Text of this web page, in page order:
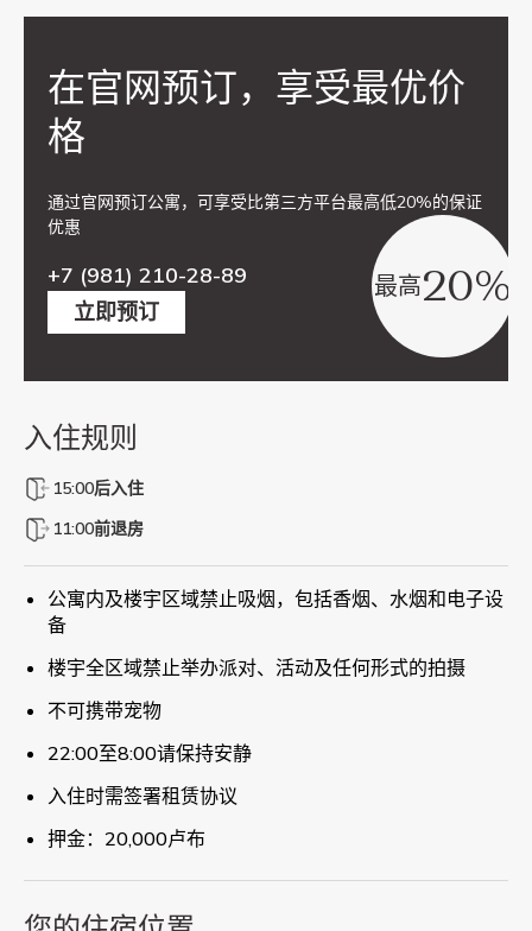
最高20%
在官网预订，享受最优价
格
通过官网预订公寓，可享受比第三方平台最高低20%的保证
优惠
立即预订
+7 (981) 210-28-89
入住规则
15:00后入住
11:00前退房
公寓内及楼宇区域禁止吸烟，包括香烟、水烟和电子设
备
楼宇全区域禁止举办派对、活动及任何形式的拍摄
不可携带宠物
22:00至8:00请保持安静
入住时需签署租赁协议
押金：20,000卢布